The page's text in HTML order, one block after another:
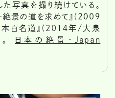
写真を撮り続けている。
絶景の道を求めて』(2009
本百名道』(2014年/大泉
日本の絶景・Japan